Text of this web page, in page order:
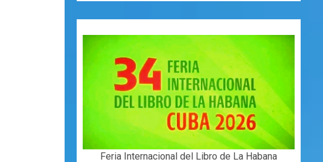
Feria Internacional del Libro de La Habana